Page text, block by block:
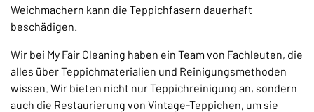
Weichmachern kann die Teppichfasern dauerhaft
beschädigen.
Wir bei My Fair Cleaning haben ein Team von Fachleuten, die
alles über Teppichmaterialien und Reinigungsmethoden
wissen. Wir bieten nicht nur Teppichreinigung an, sondern
auch die Restaurierung von Vintage-Teppichen, um sie